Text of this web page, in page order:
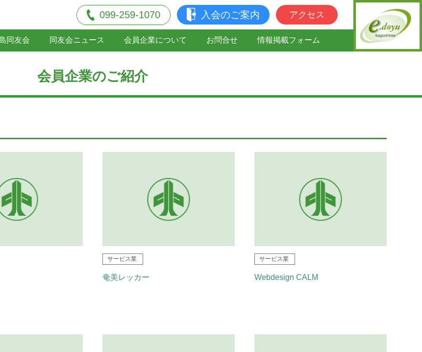
099-259-1070 入会のご案内 アクセス
同友会 同友会ニュース 会員企業について お問合せ 情報掲載フォーム
会員企業のご紹介
サービス業
奄美レッカー
サービス業
Webdesign CALM